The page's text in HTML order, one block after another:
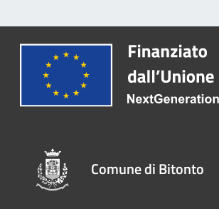
Comune di Bitonto